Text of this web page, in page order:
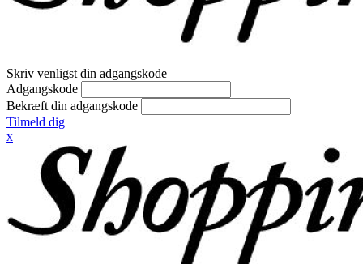
Skriv venligst din adgangskode
Adgangskode
Bekræft din adgangskode
Tilmeld dig
x